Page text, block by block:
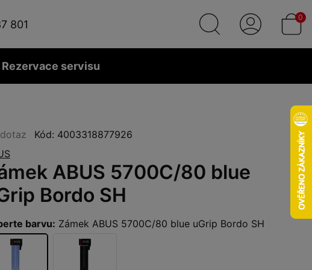
801
0
Rezervace servisu
Kód: 4003318877926
ABUS 5700C/80 blue
Bordo SH
barvu: Zámek ABUS 5700C/80 blue uGrip Bordo SH